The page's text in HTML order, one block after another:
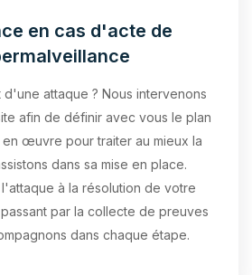
en cas d'acte de
attaque ? Nous intervenons
afin de définir avec vous le plan
œuvre pour traiter au mieux la
dans sa mise en place.
à la résolution de votre
par la collecte de preuves
dans chaque étape.